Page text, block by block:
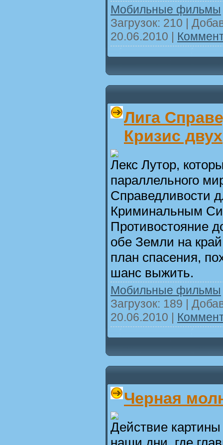
Мобильные фильмы
Загрузок: 210 |
20.06.2010 |
Лига
Кризис двух
Лекс Лутор,
параллельного
Справедливости
Криминальным
Противостояние
обе Земли на
план спасения,
шанс выжить.
Мобильные фильмы
Загрузок: 189 |
20.06.2010 |
Черная
Действие